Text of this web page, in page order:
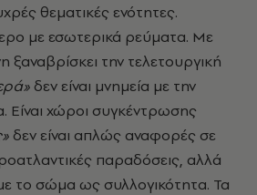
θεματικές ενότητες.
με εσωτερικά ρεύματα. Με
ξαναβρίσκει την τελετουργική
δεν είναι μνημεία με την
Είναι χώροι συγκέντρωσης
δεν είναι απλώς αναφορές σε
παραδόσεις, αλλά
το σώμα ως συλλογικότητα. Τα